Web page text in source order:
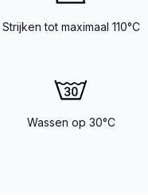
Strijken tot maximaal 110°C
Wassen op 30°C